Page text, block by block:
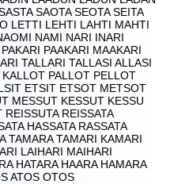
SAOTA SEOTA SEITA
LETTI LEHTI LAHTI MAHTI
NAMI NARI INARI
PAAKARI MAAKARI
TALLARI TALLASI ALLASI
PALLOT PELLOT
ETSIT ETSOT METSOT
MESSUT KESSUT KESSU
REISSATA
HASSATA RASSATA
TAMARA TAMARI KAMARI
LAIHARI MAIHARI
HATARA HAARA HAMARA
ATOS OTOS